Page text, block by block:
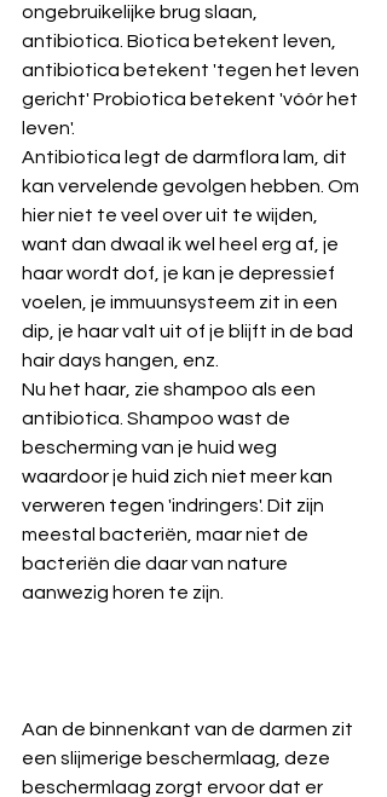
ongebruikelijke brug slaan,
antibiotica. Biotica betekent leven,
antibiotica betekent 'tegen het leven
gericht' Probiotica betekent 'vóór het
leven'.
Antibiotica legt de darmflora lam, dit
kan vervelende gevolgen hebben. Om
hier niet te veel over uit te wijden,
want dan dwaal ik wel heel erg af, je
haar wordt dof, je kan je depressief
voelen, je immuunsysteem zit in een
dip, je haar valt uit of je blijft in de bad
hair days hangen, enz.
Nu het haar, zie shampoo als een
antibiotica. Shampoo wast de
bescherming van je huid weg
waardoor je huid zich niet meer kan
verweren tegen 'indringers'. Dit zijn
meestal bacteriën, maar niet de
bacteriën die daar van nature
aanwezig horen te zijn.
Aan de binnenkant van de darmen zit
een slijmerige beschermlaag, deze
beschermlaag zorgt ervoor dat er